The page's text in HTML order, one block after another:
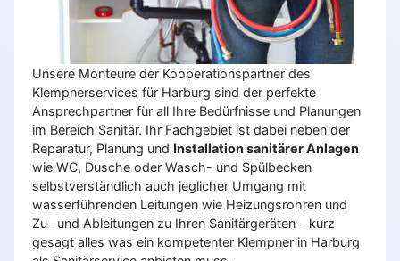
Unsere Monteure der Kooperationspartner des
Klempnerservices für Harburg sind der perfekte
Ansprechpartner für all Ihre Bedürfnisse und Planungen
im Bereich Sanitär. Ihr Fachgebiet ist dabei neben der
Reparatur, Planung und Installation sanitärer Anlagen
wie WC, Dusche oder Wasch- und Spülbecken
selbstverständlich auch jeglicher Umgang mit
wasserführenden Leitungen wie Heizungsrohren und
Zu- und Ableitungen zu Ihren Sanitärgeräten - kurz
gesagt alles was ein kompetenter Klempner in Harburg